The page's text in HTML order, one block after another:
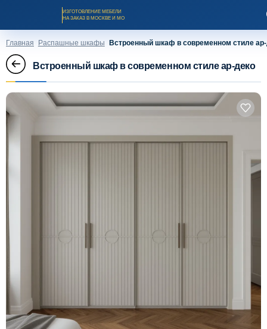
ИЗГОТОВЛЕНИЕ МЕБЕЛИ
НА ЗАКАЗ В МОСКВЕ И МО
Оплата и доставка
Акции и скидки
Главная Распашные шкафы Встроенный шкаф в современном стиле
Встроенный шкаф в современном стиле ар-деко